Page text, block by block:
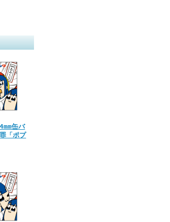
缶バ
「ポプ